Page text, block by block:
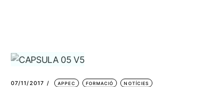
07/11/2017 APPEC FORMACIÓ NOTÍCIES